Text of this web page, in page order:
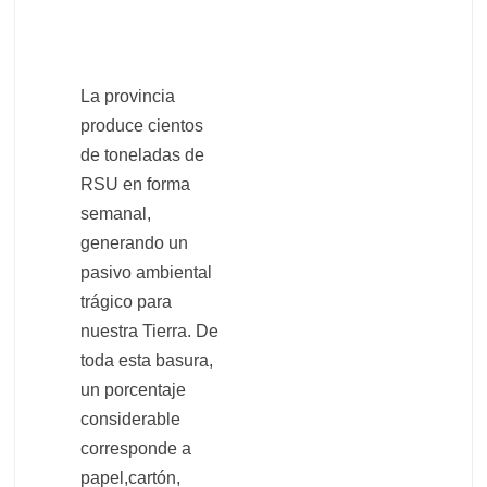
La provincia
produce cientos
de toneladas de
RSU en forma
semanal,
generando un
pasivo ambiental
trágico para
nuestra Tierra. De
toda esta basura,
un porcentaje
considerable
corresponde a
papel,cartón,